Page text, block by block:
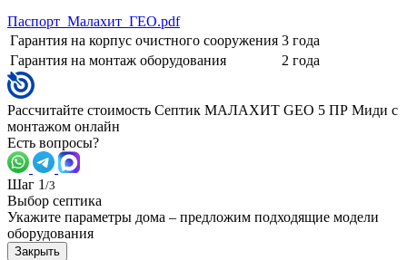
Паспорт_Малахит_ГЕО.pdf
Гарантия на корпус очистного сооружения 3 года
Гарантия на монтаж оборудования
2 года
Рассчитайте стоимость Септик МАЛАХИТ GEO 5 ПР Миди с
монтажом онлайн
Есть вопросы?
Шаг 1 /3
Выбор септика
Укажите параметры дома – предложим подходящие модели
оборудования
Закрыть